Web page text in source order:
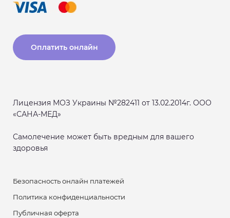
Оплатить онлайн
Лицензия МОЗ Украины №282411 от 13.02.2014г. ООО
«САНА-МЕД»
Самолечение может быть вредным для вашего
здоровья
Безопасность онлайн платежей
Политика конфиденциальности
Публичная оферта